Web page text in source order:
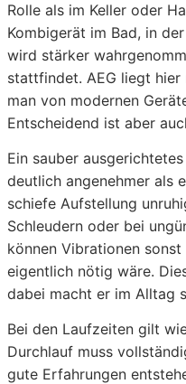
Rolle als im Keller oder
Kombigerät im Bad, in
wird stärker
stattfindet. AEG liegt hier
man von modernen
Entscheidend ist aber
Ein sauber
deutlich angenehmer als
schiefe Aufstellung
Schleudern oder bei
können Vibrationen
eigentlich nötig wäre.
dabei macht er im Alltag
Bei den Laufzeiten gilt
Durchlauf muss
gute Erfahrungen